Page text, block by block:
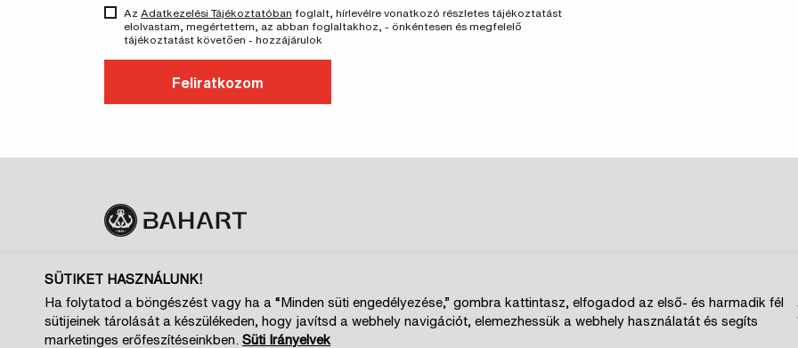
Az Adatkezelési Tájékoztatóban foglalt, hírlevélre vonatkozó részletes tájékoztatást
elolvastam, megértettem, az abban foglaltakhoz, - önkéntesen és megfelelő
tájékoztatást követően - hozzájárulok
Feliratkozom
Impresszum Adatkezelési és cookie tájékoztatók
Szponzoroknak
Magazin kiajánló
Cookie beállítások
SÜTIKET HASZNÁLUNK!
Ha folytatod a böngészést vagy ha a “Minden süti engedélyezése,” gombra kattintasz, elfogadod az első- és harmadik fél
sütijeinek tárolását a készülékeden, hogy javítsd a webhely navigációt, elemezhessük a webhely használatát és segíts
marketinges erőfeszítéseinkben. Süti Irányelvek